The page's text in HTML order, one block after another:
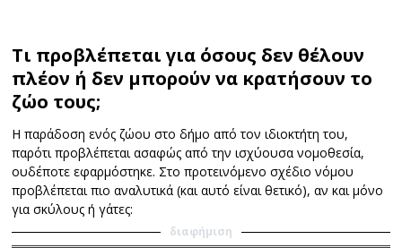
Τι προβλέπεται για όσους δεν θέλουν
πλέον ή δεν μπορούν να κρατήσουν το
ζώο τους;
Η παράδοση ενός ζώου στο δήμο από τον ιδιοκτήτη του,
παρότι προβλέπεται ασαφώς από την ισχύουσα νομοθεσία,
ουδέποτε εφαρμόστηκε. Στο προτεινόμενο σχέδιο νόμου
προβλέπεται πιο αναλυτικά (και αυτό είναι θετικό), αν και μόνο
για σκύλους ή γάτες:
διαφήμιση